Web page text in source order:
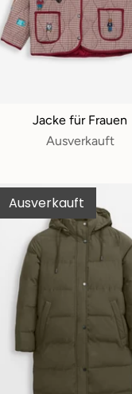
Jacke für Frauen
Ausverkauft
Ausverkauft